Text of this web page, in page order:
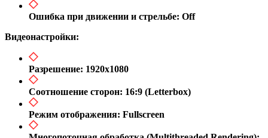
Ошибка при движении и стрельбе: Off​
Видеонастройки:
Разрешение: 1920x1080​
Соотношение сторон: 16:9 (Letterbox)​
Режим отображения: Fullscreen​